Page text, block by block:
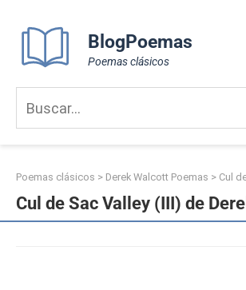
content
BlogPoemas
Poemas clásicos
Poemas clásicos > Derek Walcott Poemas > Cul
Cul de Sac Valley (III) de